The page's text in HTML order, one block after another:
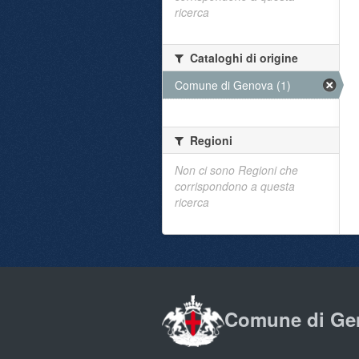
ricerca
Cataloghi di origine
Comune di Genova (1)
Regioni
Non ci sono Regioni che
corrispondono a questa
ricerca
Comune di